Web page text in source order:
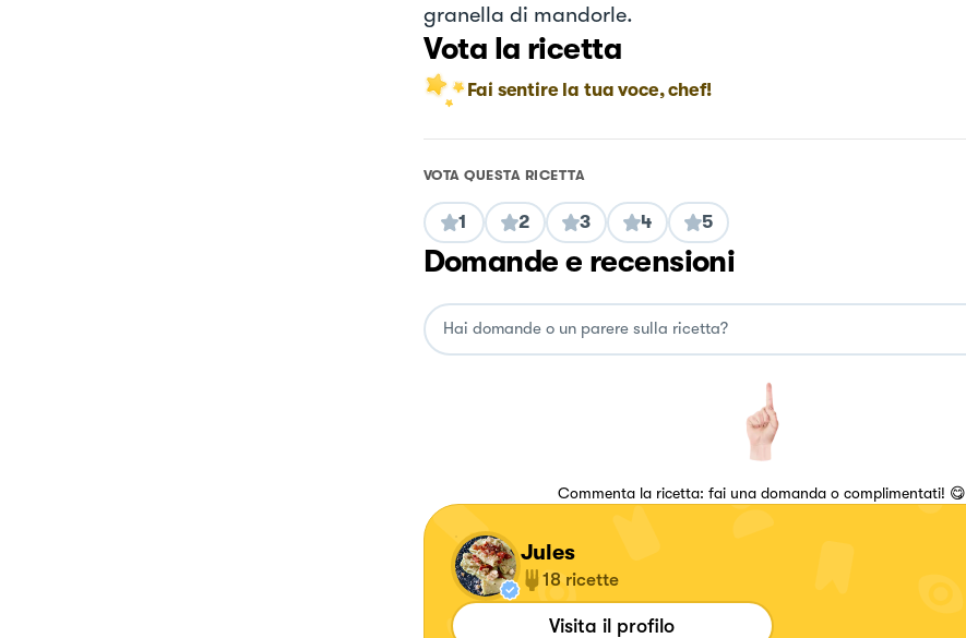
granella di mandorle.
Vota la ricetta
Fai sentire la tua voce, chef!
VOTA QUESTA RICETTA
1 2 3 4 5
Domande e recensioni
Commenta la ricetta: fai una domanda o complimentati! 😋
Jules
18 ricette
Visita il profilo